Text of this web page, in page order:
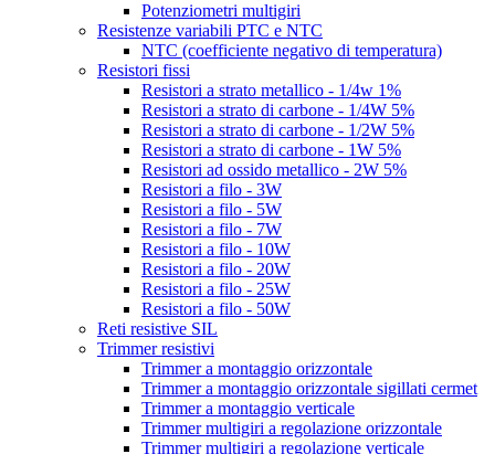
Potenziometri multigiri
Resistenze variabili PTC e NTC
NTC (coefficiente negativo di temperatura)
Resistori fissi
Resistori a strato metallico - 1/4w 1%
Resistori a strato di carbone - 1/4W 5%
Resistori a strato di carbone - 1/2W 5%
Resistori a strato di carbone - 1W 5%
Resistori ad ossido metallico - 2W 5%
Resistori a filo - 3W
Resistori a filo - 5W
Resistori a filo - 7W
Resistori a filo - 10W
Resistori a filo - 20W
Resistori a filo - 25W
Resistori a filo - 50W
Reti resistive SIL
Trimmer resistivi
Trimmer a montaggio orizzontale
Trimmer a montaggio orizzontale sigillati cermet
Trimmer a montaggio verticale
Trimmer multigiri a regolazione orizzontale
Trimmer multigiri a regolazione verticale